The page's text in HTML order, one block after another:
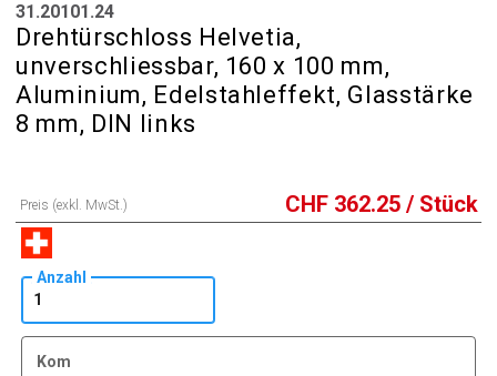
31.20101.24
Drehtürschloss Helvetia,
unverschliessbar, 160 x 100 mm,
Aluminium, Edelstahleffekt, Glasstärke
8 mm, DIN links
Preis (exkl. MwSt.) CHF 362.25 / Stück
Anzahl
Kom